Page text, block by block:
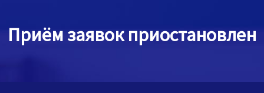
Приём заявок приостановлен